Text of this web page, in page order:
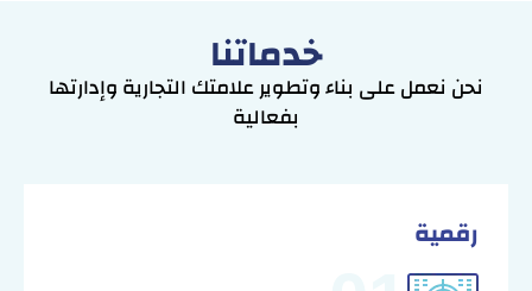
خدماتنا
نحن نعمل على بناء وتطوير علامتك التجارية وإدارتها
بفعالية
رقمية